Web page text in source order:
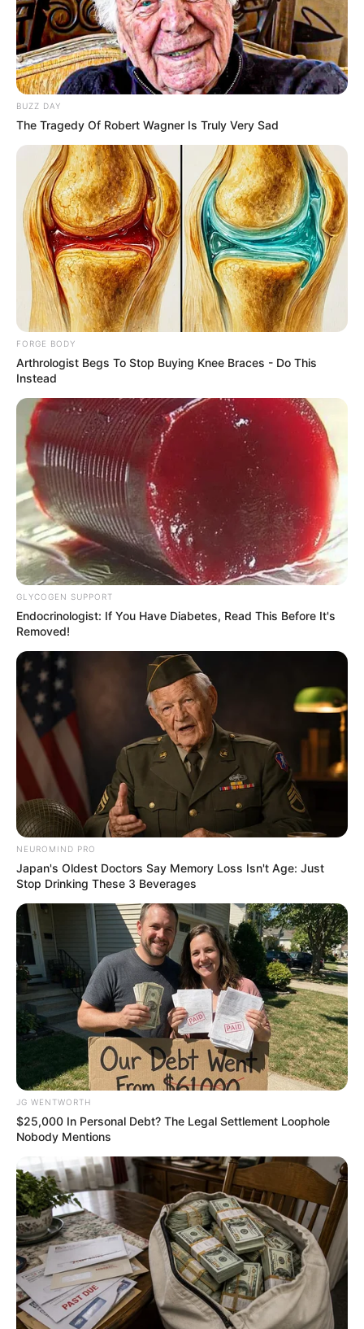
Japan's Greatest Doctors Say Memory Loss Isn't
Age: Just Stop Drinking These 3 Beverages
NEUROMIND PRO
Guatemala Dental
GUATEMALA DENTAL
Pfizer's Worst Nightmare: Men Canceling $80
Prescriptions For This 87¢ Blue Pill Hack
FRIDAY PLANS
Why Are More Adults Experiencing Joint Stiffness?
JOINT CARE
2026 Joint Wellness Assessment Is Now Available
JOINT CARE
BUZZ DAY
The Tragedy Of Robert Wagner Is Truly Very Sad
FORGE BODY
Arthrologist Begs To Stop Buying Knee Braces - Do This
Instead
GLYCOGEN SUPPORT
Endocrinologist: If You Have Diabetes, Read This Before It's
Removed!
NEUROMIND PRO
Japan's Oldest Doctors Say Memory Loss Isn't Age: Just
Stop Drinking These 3 Beverages
JG WENTWORTH
$25,000 In Personal Debt? The Legal Settlement Loophole
Nobody Mentions